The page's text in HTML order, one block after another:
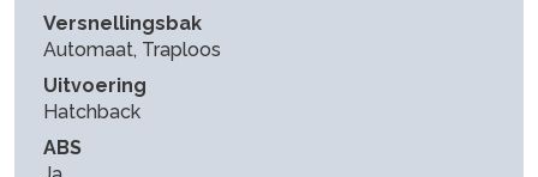
Versnellingsbak
Automaat, Traploos
Uitvoering
Hatchback
ABS